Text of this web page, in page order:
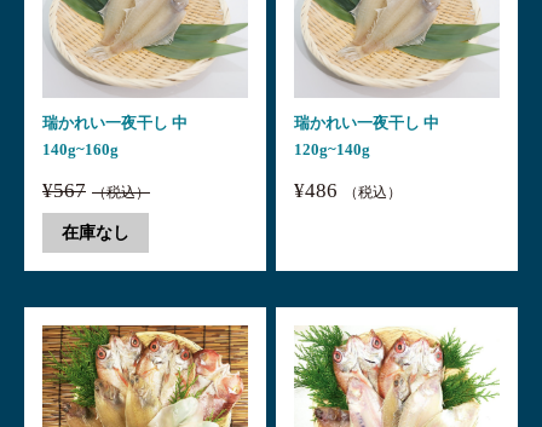
瑞かれい一夜干し 中
140g~160g
¥567 （税込）
在庫なし
瑞かれい一夜干し 中
120g~140g
¥486 （税込）